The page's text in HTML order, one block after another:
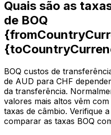
Quais são as
de BOQ
BOQ custos de
de AUD para CHF
da transferência.
valores mais altos vêm
taxas de câmbio. Verifique
comparar as taxas BOQ